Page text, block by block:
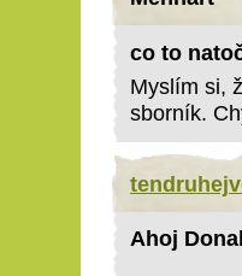
co to
Myslím si,
sborník.
Ahoj